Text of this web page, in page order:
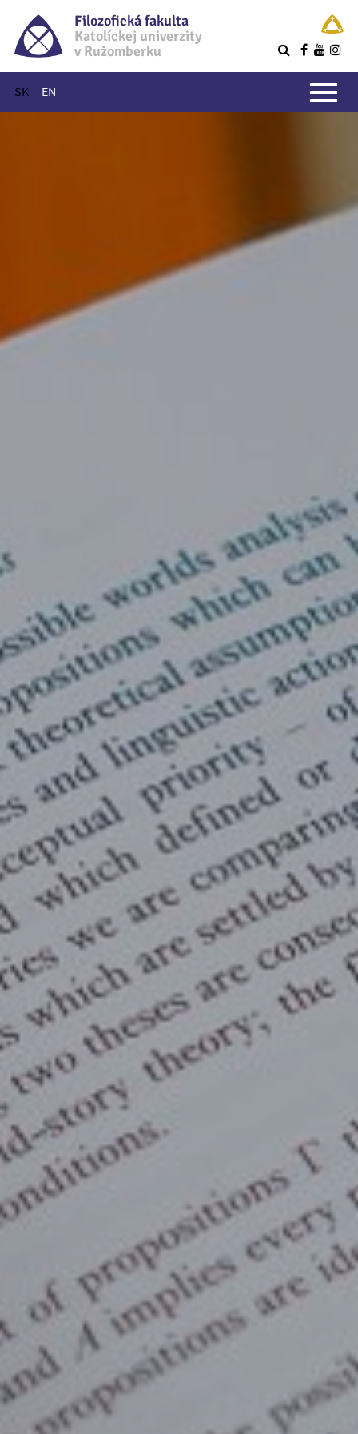
Filozofická fakulta
Katolíckej univerzity
v Ružomberku
SK EN
Hlavné menu